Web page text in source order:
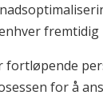
fremtidig
fortløpende
for å